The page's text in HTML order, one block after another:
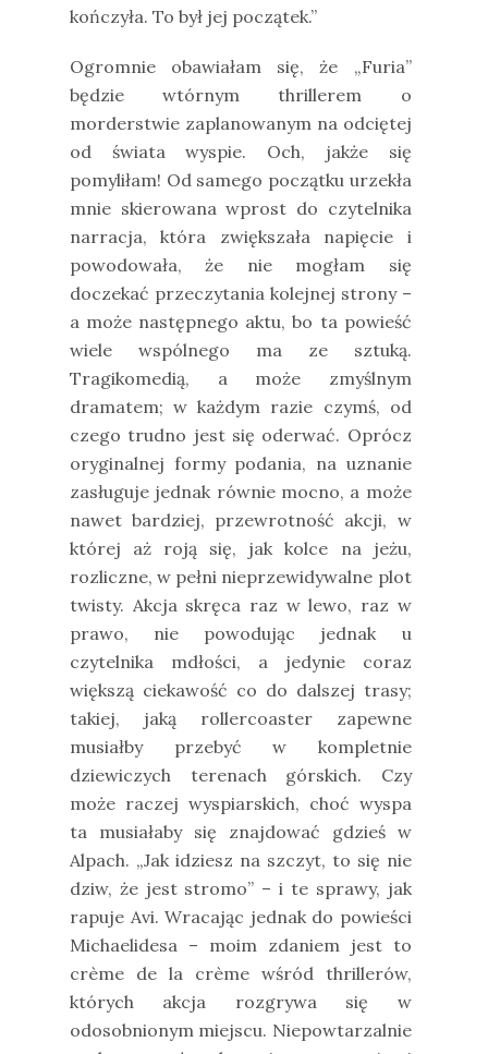
kończyła. To był jej początek.”
Ogromnie obawiałam się, że „Furia”
będzie wtórnym thrillerem o
morderstwie zaplanowanym na odciętej
od świata wyspie. Och, jakże się
pomyliłam! Od samego początku urzekła
mnie skierowana wprost do czytelnika
narracja, która zwiększała napięcie i
powodowała, że nie mogłam się
doczekać przeczytania kolejnej strony –
a może następnego aktu, bo ta powieść
wiele wspólnego ma ze sztuką.
Tragikomedią, a może zmyślnym
dramatem; w każdym razie czymś, od
czego trudno jest się oderwać. Oprócz
oryginalnej formy podania, na uznanie
zasługuje jednak równie mocno, a może
nawet bardziej, przewrotność akcji, w
której aż roją się, jak kolce na jeżu,
rozliczne, w pełni nieprzewidywalne plot
twisty. Akcja skręca raz w lewo, raz w
prawo, nie powodując jednak u
czytelnika mdłości, a jedynie coraz
większą ciekawość co do dalszej trasy;
takiej, jaką rollercoaster zapewne
musiałby przebyć w kompletnie
dziewiczych terenach górskich. Czy
może raczej wyspiarskich, choć wyspa
ta musiałaby się znajdować gdzieś w
Alpach. „Jak idziesz na szczyt, to się nie
dziw, że jest stromo” – i te sprawy, jak
rapuje Avi. Wracając jednak do powieści
Michaelidesa – moim zdaniem jest to
crème de la crème wśród thrillerów,
których akcja rozgrywa się w
odosobnionym miejscu. Niepowtarzalnie